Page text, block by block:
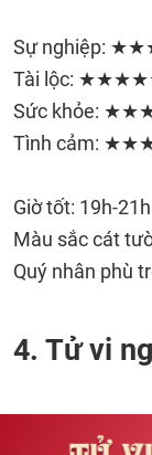
Sự nghiệp:
Tài lộc:
Sức khỏe:
Tình cảm:
Giờ tốt: 19h-21h
Màu sắc cát
Quý nhân phù
4. Tử vi